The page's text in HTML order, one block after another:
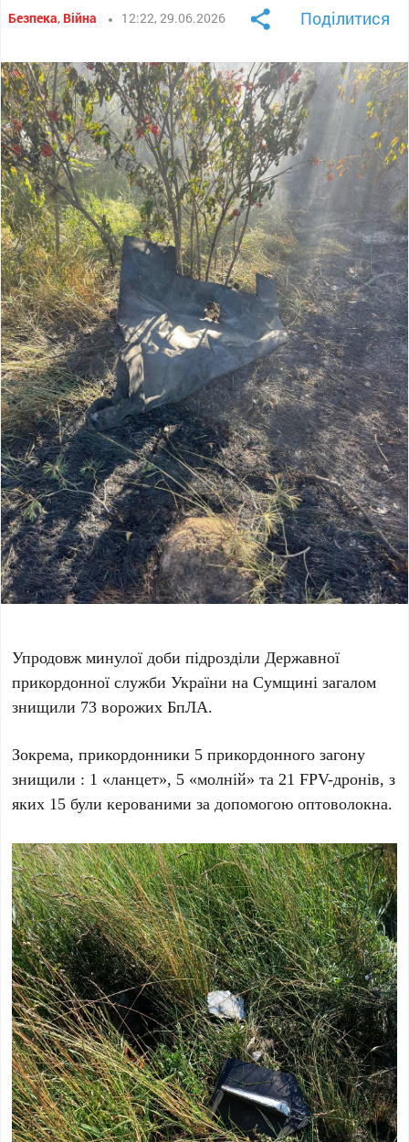
Безпека, Війна 12:22, 29.06.2026 Поділитися
Упродовж минулої доби підрозділи Державної
прикордонної служби України на Сумщині загалом
знищили 73 ворожих БпЛА.
Зокрема, прикордонники 5 прикордонного загону
знищили : 1 «ланцет», 5 «молній» та 21 FPV-дронів, з
яких 15 були керованими за допомогою оптоволокна.